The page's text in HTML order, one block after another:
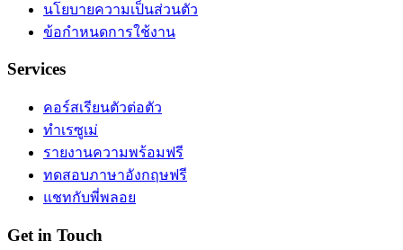
นโยบายความเป็นส่วนตัว
ข้อกำหนดการใช้งาน
Services
คอร์สเรียนตัวต่อตัว
ทำเรซูเม่
รายงานความพร้อมฟรี
ทดสอบภาษาอังกฤษฟรี
แชทกับพี่พลอย
Get in Touch